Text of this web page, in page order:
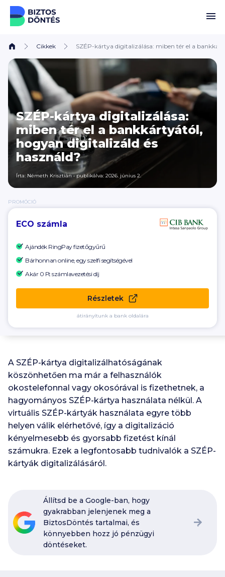
Ugrás a tartalomhoz
Cikkek SZÉP-kártya digitalizálása: miben tér el a
SZÉP-kártya digitalizálása:
miben tér el a bankkártyától,
hogyan digitalizáld és
használd?
Írta: Németh Krisztián•publikálva: 2026. június 2.
PROMÓCIÓ
ECO számla
Ajándék RingPay fizetőgyűrű
Bárhonnan online, egy szelfi segítségével
Akár 0 Ft számlavezetési díj
Részletek
átirányítunk a bank oldalára
A SZÉP-kártya digitalizálhatóságának
köszönhetően ma már a felhasználók
okostelefonnal vagy okosórával is fizethetnek, a
hagyományos SZÉP-kártya használata nélkül. A
virtuális SZÉP-kártyák használata egyre több
helyen válik elérhetővé, így a digitalizáció
kényelmesebb és gyorsabb fizetést kínál
számukra. Ezek a legfontosabb tudnivalók a SZÉP-
kártyák digitalizálásáról.
Állítsd be a Google-ban, hogy
gyakrabban jelenjenek meg a
BiztosDöntés tartalmai, és
könnyebben hozz jó pénzügyi
döntéseket.